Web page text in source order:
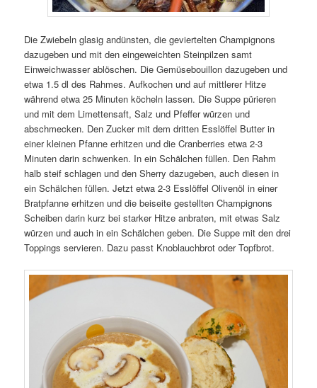
Die Zwiebeln glasig andünsten, die geviertelten Champignons
dazugeben und mit den eingeweichten Steinpilzen samt
Einweichwasser ablöschen. Die Gemüsebouillon dazugeben und
etwa 1.5 dl des Rahmes. Aufkochen und auf mittlerer Hitze
während etwa 25 Minuten köcheln lassen. Die Suppe pürieren
und mit dem Limettensaft, Salz und Pfeffer würzen und
abschmecken. Den Zucker mit dem dritten Esslöffel Butter in
einer kleinen Pfanne erhitzen und die Cranberries etwa 2-3
Minuten darin schwenken. In ein Schälchen füllen. Den Rahm
halb steif schlagen und den Sherry dazugeben, auch diesen in
ein Schälchen füllen. Jetzt etwa 2-3 Esslöffel Olivenöl in einer
Bratpfanne erhitzen und die beiseite gestellten Champignons
Scheiben darin kurz bei starker Hitze anbraten, mit etwas Salz
würzen und auch in ein Schälchen geben. Die Suppe mit den drei
Toppings servieren. Dazu passt Knoblauchbrot oder Topfbrot.